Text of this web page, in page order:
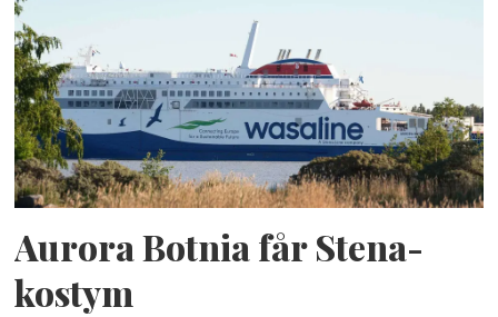
Aurora Botnia får Stena-
kostym